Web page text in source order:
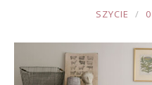
JOULE
SZYCIE